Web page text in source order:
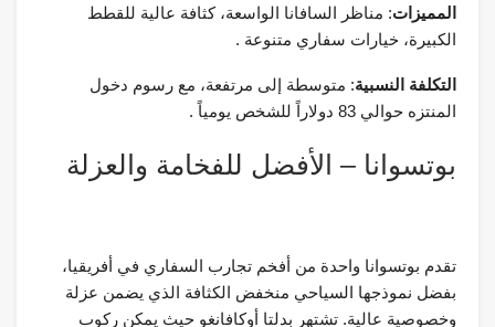
المميزات: مناظر السافانا الواسعة، كثافة عالية للقطط
الكبيرة، خيارات سفاري متنوعة .
التكلفة النسبية: متوسطة إلى مرتفعة، مع رسوم دخول
المنتزه حوالي 83 دولاراً للشخص يومياً .
بوتسوانا – الأفضل للفخامة والعزلة
تقدم بوتسوانا واحدة من أفخم تجارب السفاري في أفريقيا،
بفضل نموذجها السياحي منخفض الكثافة الذي يضمن عزلة
وخصوصية عالية. تشتهر بدلتا أوكافانغو حيث يمكن ركوب